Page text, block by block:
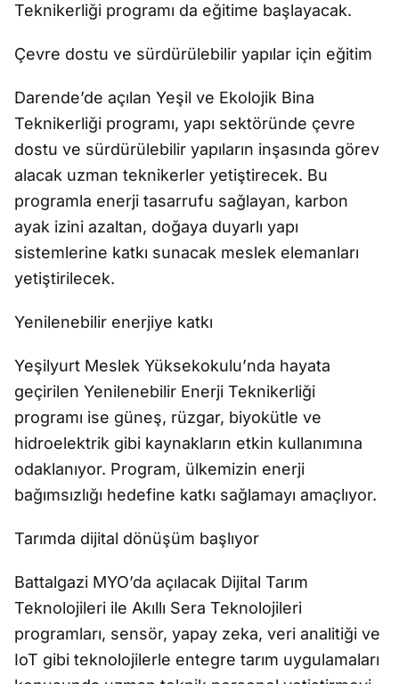
Teknikerliği programı da eğitime başlayacak.
Çevre dostu ve sürdürülebilir yapılar için eğitim
Darende’de açılan Yeşil ve Ekolojik Bina
Teknikerliği programı, yapı sektöründe çevre
dostu ve sürdürülebilir yapıların inşasında görev
alacak uzman teknikerler yetiştirecek. Bu
programla enerji tasarrufu sağlayan, karbon
ayak izini azaltan, doğaya duyarlı yapı
sistemlerine katkı sunacak meslek elemanları
yetiştirilecek.
Yenilenebilir enerjiye katkı
Yeşilyurt Meslek Yüksekokulu’nda hayata
geçirilen Yenilenebilir Enerji Teknikerliği
programı ise güneş, rüzgar, biyokütle ve
hidroelektrik gibi kaynakların etkin kullanımına
odaklanıyor. Program, ülkemizin enerji
bağımsızlığı hedefine katkı sağlamayı amaçlıyor.
Tarımda dijital dönüşüm başlıyor
Battalgazi MYO’da açılacak Dijital Tarım
Teknolojileri ile Akıllı Sera Teknolojileri
programları, sensör, yapay zeka, veri analitiği ve
IoT gibi teknolojilerle entegre tarım uygulamaları